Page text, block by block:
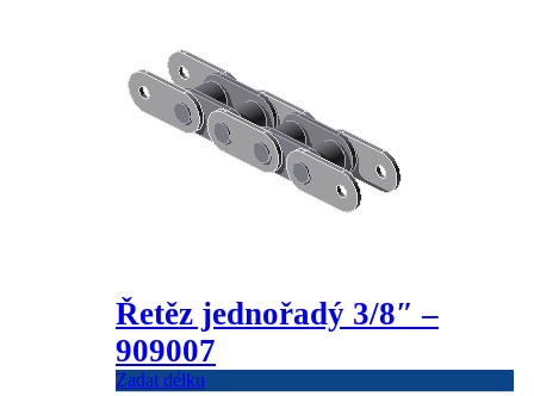
Řetěz jednořadý 3/8″ –
909007
Zadat délku